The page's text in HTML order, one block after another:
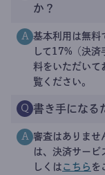
か？
A 基本利用は無料
して17%（決
料をいただいて
覧ください。
Q 書き手になる
A 審査はありませ
は、決済サー
しくは こちら を